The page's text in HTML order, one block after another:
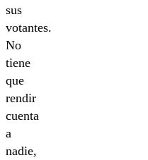
sus
votantes.
No
tiene
que
rendir
cuenta
a
nadie,